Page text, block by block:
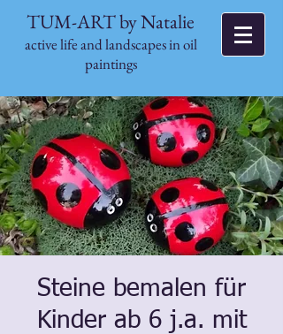
TUM-ART by Natalie
active life and landscapes in oil
paintings
Steine bemalen für
Kinder ab 6 j.a. mit